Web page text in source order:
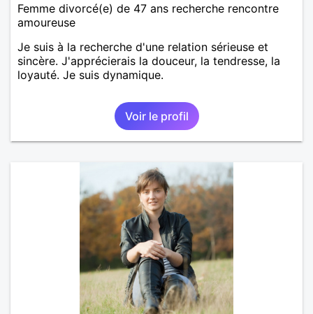
Femme divorcé(e) de 47 ans recherche rencontre
amoureuse
Je suis à la recherche d'une relation sérieuse et
sincère. J'apprécierais la douceur, la tendresse, la
loyauté. Je suis dynamique.
Voir le profil